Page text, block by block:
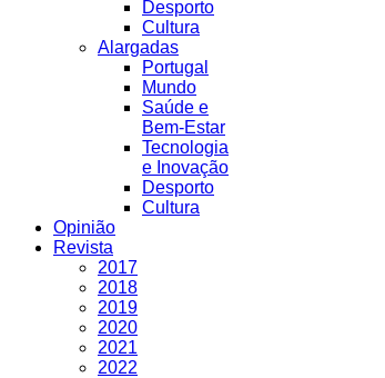
Desporto
Cultura
Alargadas
Portugal
Mundo
Saúde e
Bem-Estar
Tecnologia
e Inovação
Desporto
Cultura
Opinião
Revista
2017
2018
2019
2020
2021
2022